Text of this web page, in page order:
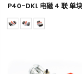
P40-DKL 电磁 4 联 单